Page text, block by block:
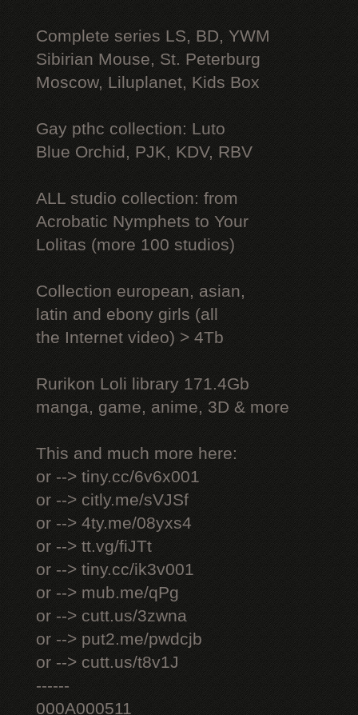
Complete series LS, BD, YWM
Sibirian Mouse, St. Peterburg
Moscow, Liluplanet, Kids Box
Gay рthс collection: Luto
Blue Orchid, PJK, KDV, RBV
ALL studio collection: from
Acrobatic Nymрhеts to Your
Lоlitаs (more 100 studios)
Collection european, asian,
latin and ebony girls (all
the Internet video) > 4Tb
Rurikon Lоli library 171.4Gb
manga, game, anime, 3D & more
This and much more here:
or --> tiny.cc/6v6x001
or --> citly.me/sVJSf
or --> 4ty.me/08yxs4
or --> tt.vg/fiJTt
or --> tiny.cc/ik3v001
or --> mub.me/qPg
or --> cutt.us/3zwna
or --> put2.me/pwdcjb
or --> cutt.us/t8v1J
------
000A000511